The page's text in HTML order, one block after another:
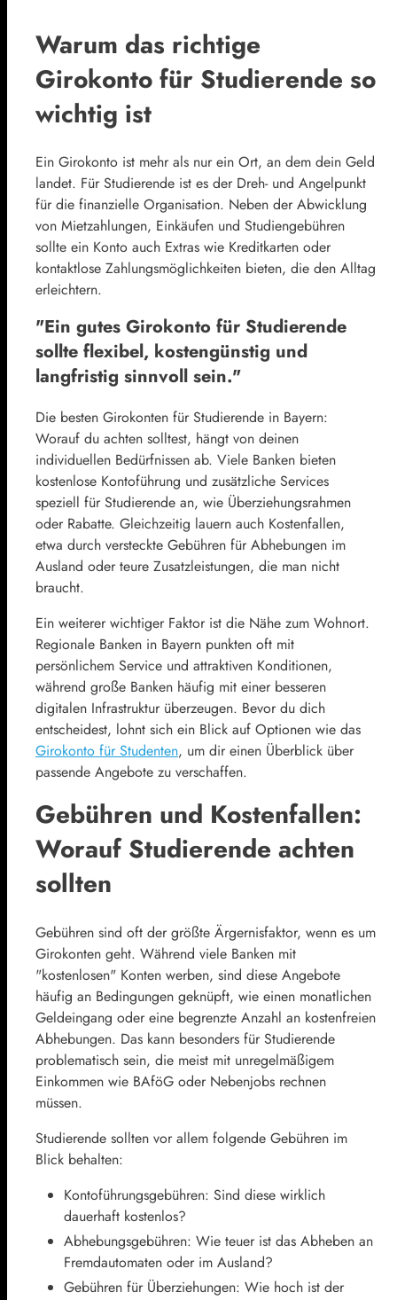
Warum das richtige
Girokonto für Studierende so
wichtig ist
Ein Girokonto ist mehr als nur ein Ort, an dem dein Geld
landet. Für Studierende ist es der Dreh- und Angelpunkt
für die finanzielle Organisation. Neben der Abwicklung
von Mietzahlungen, Einkäufen und Studiengebühren
sollte ein Konto auch Extras wie Kreditkarten oder
kontaktlose Zahlungsmöglichkeiten bieten, die den Alltag
erleichtern.
"Ein gutes Girokonto für Studierende
sollte flexibel, kostengünstig und
langfristig sinnvoll sein."
Die besten Girokonten für Studierende in Bayern:
Worauf du achten solltest, hängt von deinen
individuellen Bedürfnissen ab. Viele Banken bieten
kostenlose Kontoführung und zusätzliche Services
speziell für Studierende an, wie Überziehungsrahmen
oder Rabatte. Gleichzeitig lauern auch Kostenfallen,
etwa durch versteckte Gebühren für Abhebungen im
Ausland oder teure Zusatzleistungen, die man nicht
braucht.
Ein weiterer wichtiger Faktor ist die Nähe zum Wohnort.
Regionale Banken in Bayern punkten oft mit
persönlichem Service und attraktiven Konditionen,
während große Banken häufig mit einer besseren
digitalen Infrastruktur überzeugen. Bevor du dich
entscheidest, lohnt sich ein Blick auf Optionen wie das
Girokonto für Studenten, um dir einen Überblick über
passende Angebote zu verschaffen.
Gebühren und Kostenfallen:
Worauf Studierende achten
sollten
Gebühren sind oft der größte Ärgernisfaktor, wenn es um
Girokonten geht. Während viele Banken mit
"kostenlosen" Konten werben, sind diese Angebote
häufig an Bedingungen geknüpft, wie einen monatlichen
Geldeingang oder eine begrenzte Anzahl an kostenfreien
Abhebungen. Das kann besonders für Studierende
problematisch sein, die meist mit unregelmäßigem
Einkommen wie BAföG oder Nebenjobs rechnen
müssen.
Studierende sollten vor allem folgende Gebühren im
Blick behalten:
Kontoführungsgebühren: Sind diese wirklich
dauerhaft kostenlos?
Abhebungsgebühren: Wie teuer ist das Abheben an
Fremdautomaten oder im Ausland?
Gebühren für Überziehungen: Wie hoch ist der